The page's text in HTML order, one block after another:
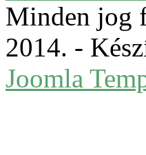
Minden jog
2014. -
Joomla